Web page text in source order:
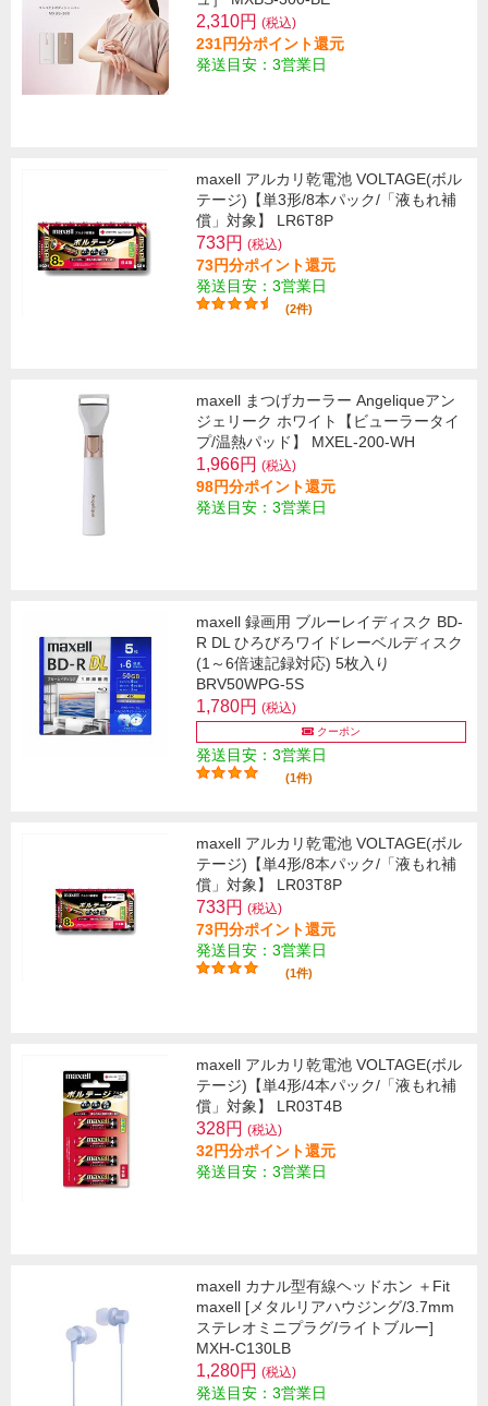
2,310円 (税込)
231円分ポイント還元
発送目安：3営業日
maxell アルカリ乾電池 VOLTAGE(ボル
テージ)【単3形/8本パック/「液もれ補
償」対象】 LR6T8P
733円 (税込)
73円分ポイント還元
発送目安：3営業日
(2件)
maxell まつげカーラー Angeliqueアン
ジェリーク ホワイト【ビューラータイ
プ/温熱パッド】 MXEL-200-WH
1,966円 (税込)
98円分ポイント還元
発送目安：3営業日
maxell 録画用 ブルーレイディスク BD-
R DL ひろびろワイドレーベルディスク
(1～6倍速記録対応) 5枚入り
BRV50WPG-5S
1,780円 (税込)
クーポン
発送目安：3営業日
(1件)
maxell アルカリ乾電池 VOLTAGE(ボル
テージ)【単4形/8本パック/「液もれ補
償」対象】 LR03T8P
733円 (税込)
73円分ポイント還元
発送目安：3営業日
(1件)
maxell アルカリ乾電池 VOLTAGE(ボル
テージ)【単4形/4本パック/「液もれ補
償」対象】 LR03T4B
328円 (税込)
32円分ポイント還元
発送目安：3営業日
maxell カナル型有線ヘッドホン ＋Fit
maxell [メタルリアハウジング/3.7mm
ステレオミニプラグ/ライトブルー]
MXH-C130LB
1,280円 (税込)
発送目安：3営業日